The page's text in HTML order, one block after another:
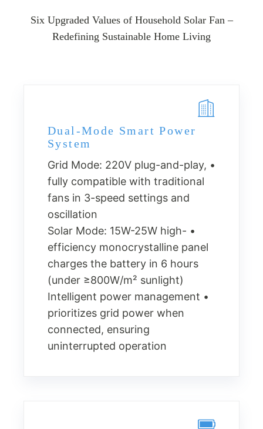
Six Upgraded Values of Household Solar Fan –
Redefining Sustainable Home Living
Dual-Mode Smart Power
System
• Grid Mode: 220V plug-and-play,
fully compatible with traditional
fans in 3-speed settings and
oscillation
• Solar Mode: 15W-25W high-
efficiency monocrystalline panel
charges the battery in 6 hours
(under ≥800W/m² sunlight)
• Intelligent power management
prioritizes grid power when
connected, ensuring
uninterrupted operation